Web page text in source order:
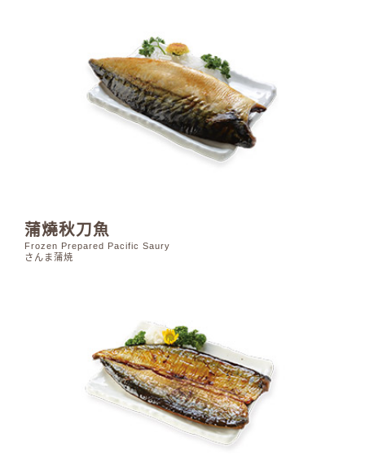
蒲燒秋刀魚
Frozen Prepared Pacific Saury
さんま蒲焼